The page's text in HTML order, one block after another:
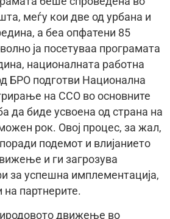
меѓу кои две од урбана и
а беа опфатени 85
ја посетуваа програмата
националната работна
БРО подготви Национална
на ССО во основните
да биде усвоена од страна на
рок. Овој процес, за жал,
подемот и влијанието
и ги загрозува
за успешна имплементација,
на партнерите.
движење во